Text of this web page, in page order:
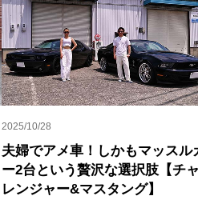
2025/10/28
夫婦でアメ車！しかもマッスル
ー2台という贅沢な選択肢【チャ
レンジャー&マスタング】